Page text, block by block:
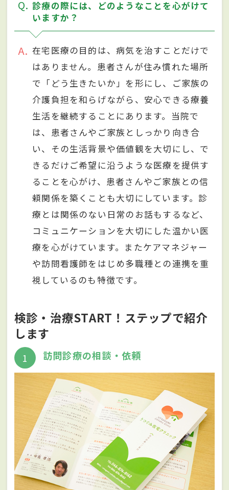
Q
診療の際には、どのようなことを心がけて
いますか？
A
在宅医療の目的は、病気を治すことだけで
はありません。患者さんが住み慣れた場所
で「どう生きたいか」を形にし、ご家族の
介護負担を和らげながら、安心できる療養
生活を継続することにあります。当院で
は、患者さんやご家族としっかり向き合
い、その生活背景や価値観を大切にし、で
きるだけご希望に沿うような医療を提供す
ることを心がけ、患者さんやご家族との信
頼関係を築くことも大切にしています。診
療とは関係のない日常のお話もするなど、
コミュニケーションを大切にした温かい医
療を心がけています。またケアマネジャー
や訪問看護師をはじめ多職種との連携を重
視しているのも特徴です。
検診・治療START！ステップで紹介
します
1 訪問診療の相談・依頼